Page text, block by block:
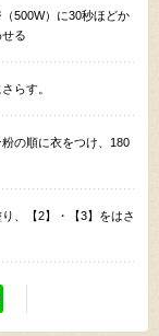
500W）に30秒ほどか
る
らす。
の順に衣をつけ、180
、【2】・【3】をはさ